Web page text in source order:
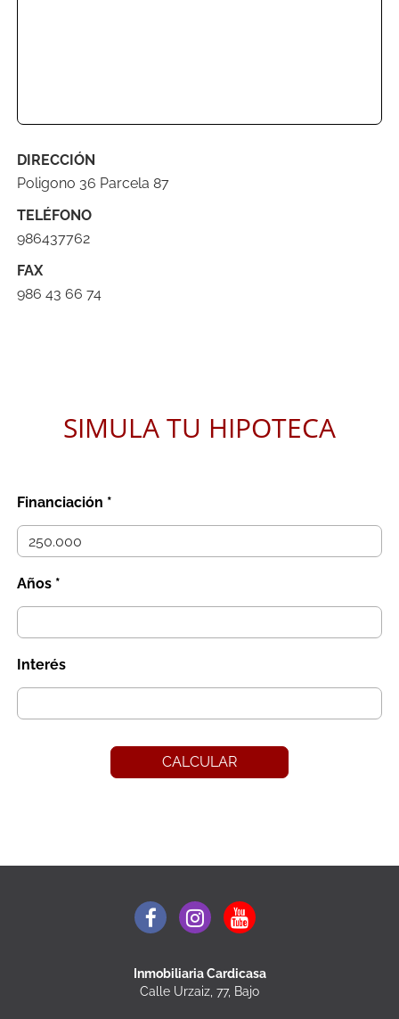
DIRECCIÓN
Poligono 36 Parcela 87
TELÉFONO
986437762
FAX
986 43 66 74
SIMULA TU HIPOTECA
Financiación *
Años *
Interés
CALCULAR
Inmobiliaria Cardicasa
Calle Urzaiz, 77, Bajo